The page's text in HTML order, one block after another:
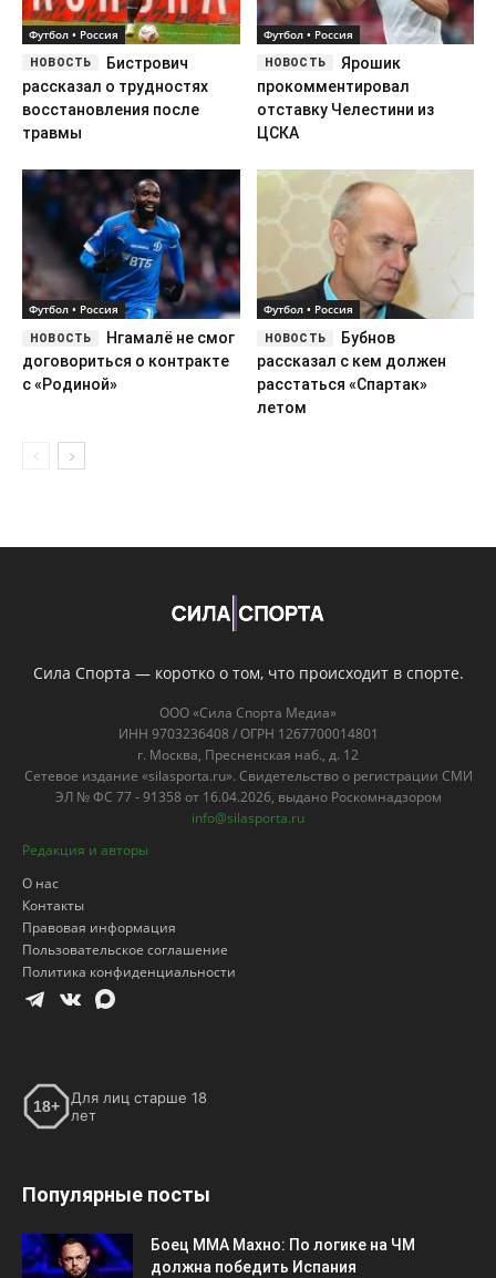
Футбол • Россия
Бистрович
рассказал о трудностях
восстановления после
травмы
Футбол • Россия
Ярошик
прокомментировал
отставку Челестини из
ЦСКА
Футбол • Россия
Нгамалё не смог
договориться о контракте
с «Родиной»
Футбол • Россия
Бубнов
рассказал с кем должен
расстаться «Спартак»
летом
Сила Спорта — коротко о том, что происходит в спорте.
ООО «Сила Спорта Медиа»
ИНН 9703236408 / ОГРН 1267700014801
г. Москва, Пресненская наб., д. 12
Сетевое издание «silasporta.ru». Свидетельство о регистрации СМИ
ЭЛ № ФС 77 - 91358 от 16.04.2026, выдано Роскомнадзором
info@silasporta.ru
Редакция и авторы
О нас
Контакты
Правовая информация
Пользовательское соглашение
Политика конфиденциальности
18+
Для лиц старше 18
лет
Популярные посты
Боец ММА Махно: По логике на ЧМ
должна победить Испания